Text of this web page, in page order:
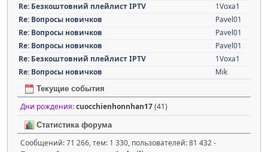
Re: Безкоштовний плейлист IPTV
1Voxa1
Re: Вопросы новичков
Pavel01
Re: Вопросы новичков
Pavel01
Re: Вопросы новичков
Pavel01
Re: Безкоштовний плейлист IPTV
1Voxa1
Re: Вопросы новичков
Mik
Текущие события
Дни рождения:cuocchienhonnhan17(41)
Статистика форума
Сообщений: 71 266, тем: 1 330, пользователей: 81 432 -